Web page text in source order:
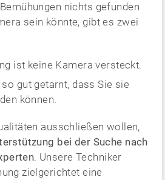
nichts gefunden
sein könnte, gibt es zwei
ist keine Kamera versteckt.
gut getarnt, dass Sie sie
können.
ausschließen wollen,
bei der Suche nach
. Unsere Techniker
zielgerichtet eine